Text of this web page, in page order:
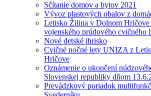
Sčítanie domov a bytov 2021
Vývoz plastových obalov z
Letisko Žilina v Dolnom Hričove
vojenského prúdového cvičného
Nové detské ihrisko
Cvičné nočné lety UNIZA z
Hričove
Oznámenie o ukončení
Slovenskej republiky dňom
Prevádzkový poriadok